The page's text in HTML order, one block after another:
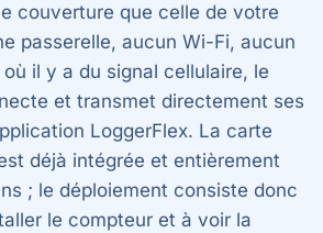
couverture que celle de votre
passerelle, aucun Wi-Fi, aucun
il y a du signal cellulaire, le
et transmet directement ses
LoggerFlex. La carte
déjà intégrée et entièrement
; le déploiement consiste donc
le compteur et à voir la